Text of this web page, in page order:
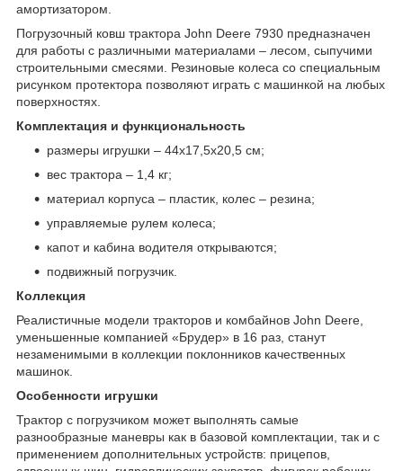
амортизатором.
Погрузочный ковш трактора John Deere 7930 предназначен
для работы с различными материалами – лесом, сыпучими
строительными смесями. Резиновые колеса со специальным
рисунком протектора позволяют играть с машинкой на любых
поверхностях.
Комплектация и функциональность
размеры игрушки – 44х17,5х20,5 см;
вес трактора – 1,4 кг;
материал корпуса – пластик, колес – резина;
управляемые рулем колеса;
капот и кабина водителя открываются;
подвижный погрузчик.
Коллекция
Реалистичные модели тракторов и комбайнов John Deere,
уменьшенные компанией «Брудер» в 16 раз, станут
незаменимыми в коллекции поклонников качественных
машинок.
Особенности игрушки
Трактор с погрузчиком может выполнять самые
разнообразные маневры как в базовой комплектации, так и с
применением дополнительных устройств: прицепов,